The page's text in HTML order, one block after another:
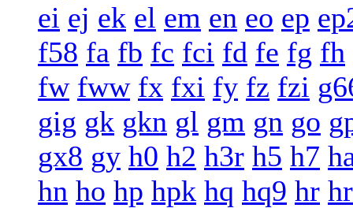
ei ej ek el em en eo ep
f58 fa fb fc fci fd fe fg fh
fw fww fx fxi fy fz fzi
gig gk gkn gl gm gn go
gx8 gy h0 h2 h3r h5 h7
hn ho hp hpk hq hq9 hr